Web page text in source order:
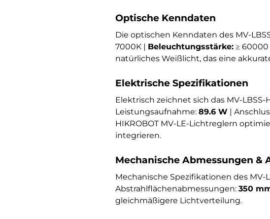
Optische Kenndaten
Die optischen Kenndaten des MV-
7000K | Beleuchtungsstärke:≥ 60000
natürliches Weißlicht, das eine
Elektrische Spezifikationen
Elektrisch zeichnet sich das MV-
Leistungsaufnahme: 89.6 W |
HIKROBOT MV-LE-Lichtreglern
integrieren.
Mechanische Abmessungen &
Mechanische Spezifikationen des MV-
Abstrahlflächenabmessungen: 350
gleichmäßigere Lichtverteilung.